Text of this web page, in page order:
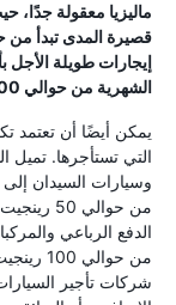
ماليزيا معقولة جدًا،
إيجارات طويلة الأجل
الشهرية من حوالي 200 رينجيت ماليزي.
يمكن أيضًا أن تعتمد
التي تستأجرها. تميل
وسيارات السيدان إلى
من
الدفع الرباعي
من
شركات تأجير